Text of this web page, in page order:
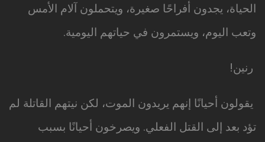
الحياة، يجدون أفراحًا صغيرة، ويتحملون آلام الأمس
وتعب اليوم، ويستمرون في حياتهم اليومية.
رنين!
يقولون أحيانًا إنهم يريدون الموت، لكن نيتهم القاتلة لم
تؤد بعد إلى القتل الفعلي. ويصرخون أحيانًا بسبب